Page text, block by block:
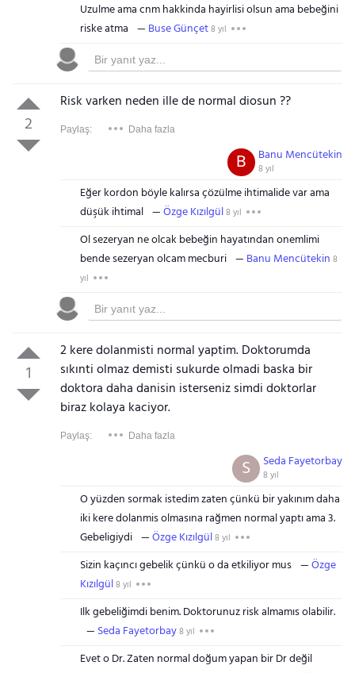
Uzulme ama cnm hakkinda hayirlisi olsun ama bebeğini
riske atma
Buse Günçet8 yıl
2
Risk varken neden ille de normal diosun ??
Paylaş: Daha fazla
Banu Mencütekin
8 yıl
B
Eğer kordon böyle kalırsa çözülme ihtimalide var ama
düşük ihtimal
Özge Kızılgül8 yıl
Ol sezeryan ne olcak bebeğin hayatından onemlimi
bende sezeryan olcam mecburi
Banu Mencütekin 8
yıl
1
2 kere dolanmisti normal yaptim. Doktorumda
sıkınti olmaz demisti sukurde olmadi baska bir
doktora daha danisin isterseniz simdi doktorlar
biraz kolaya kaciyor.
Paylaş: Daha fazla
Seda Fayetorbay
8 yıl
S
O yüzden sormak istedim zaten çünkü bir yakınım daha
iki kere dolanmis olmasına rağmen normal yaptı ama 3.
Gebeligiydi
Özge Kızılgül8 yıl
Sizin kaçıncı gebelik çünkü o da etkiliyor mus
Özge
Kızılgül8 yıl
Ilk gebeliğimdi benim. Doktorunuz risk almamıs olabilir.
Seda Fayetorbay8 yıl
Evet o Dr. Zaten normal doğum yapan bir Dr değil